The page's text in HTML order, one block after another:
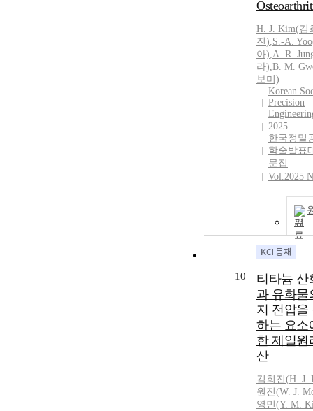
H. J. Kim(김
진),S.-A.
아),A. R.
라),B. M.
보미)
Korean
Precision
2025
한국정밀
학술발표
문집
Vol.2025
기
10
티타늄 산
과 유화물
지 전압을
하는 요소
한 제일원
산
김희진(H. J.
원진(W. J.
영민(Y. M.